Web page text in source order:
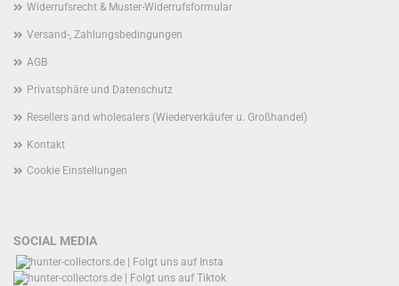
Widerrufsrecht & Muster-Widerrufsformular
Versand-, Zahlungsbedingungen
AGB
Privatsphäre und Datenschutz
Resellers and wholesalers (Wiederverkäufer u. Großhandel)
Kontakt
Cookie Einstellungen
SOCIAL MEDIA